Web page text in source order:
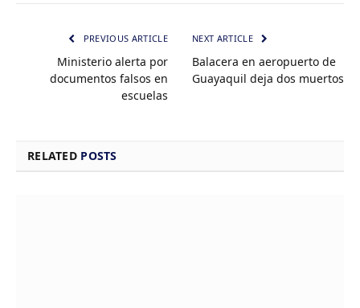
PREVIOUS ARTICLE
Ministerio alerta por
documentos falsos en
escuelas
NEXT ARTICLE
Balacera en aeropuerto de
Guayaquil deja dos muertos
RELATED POSTS